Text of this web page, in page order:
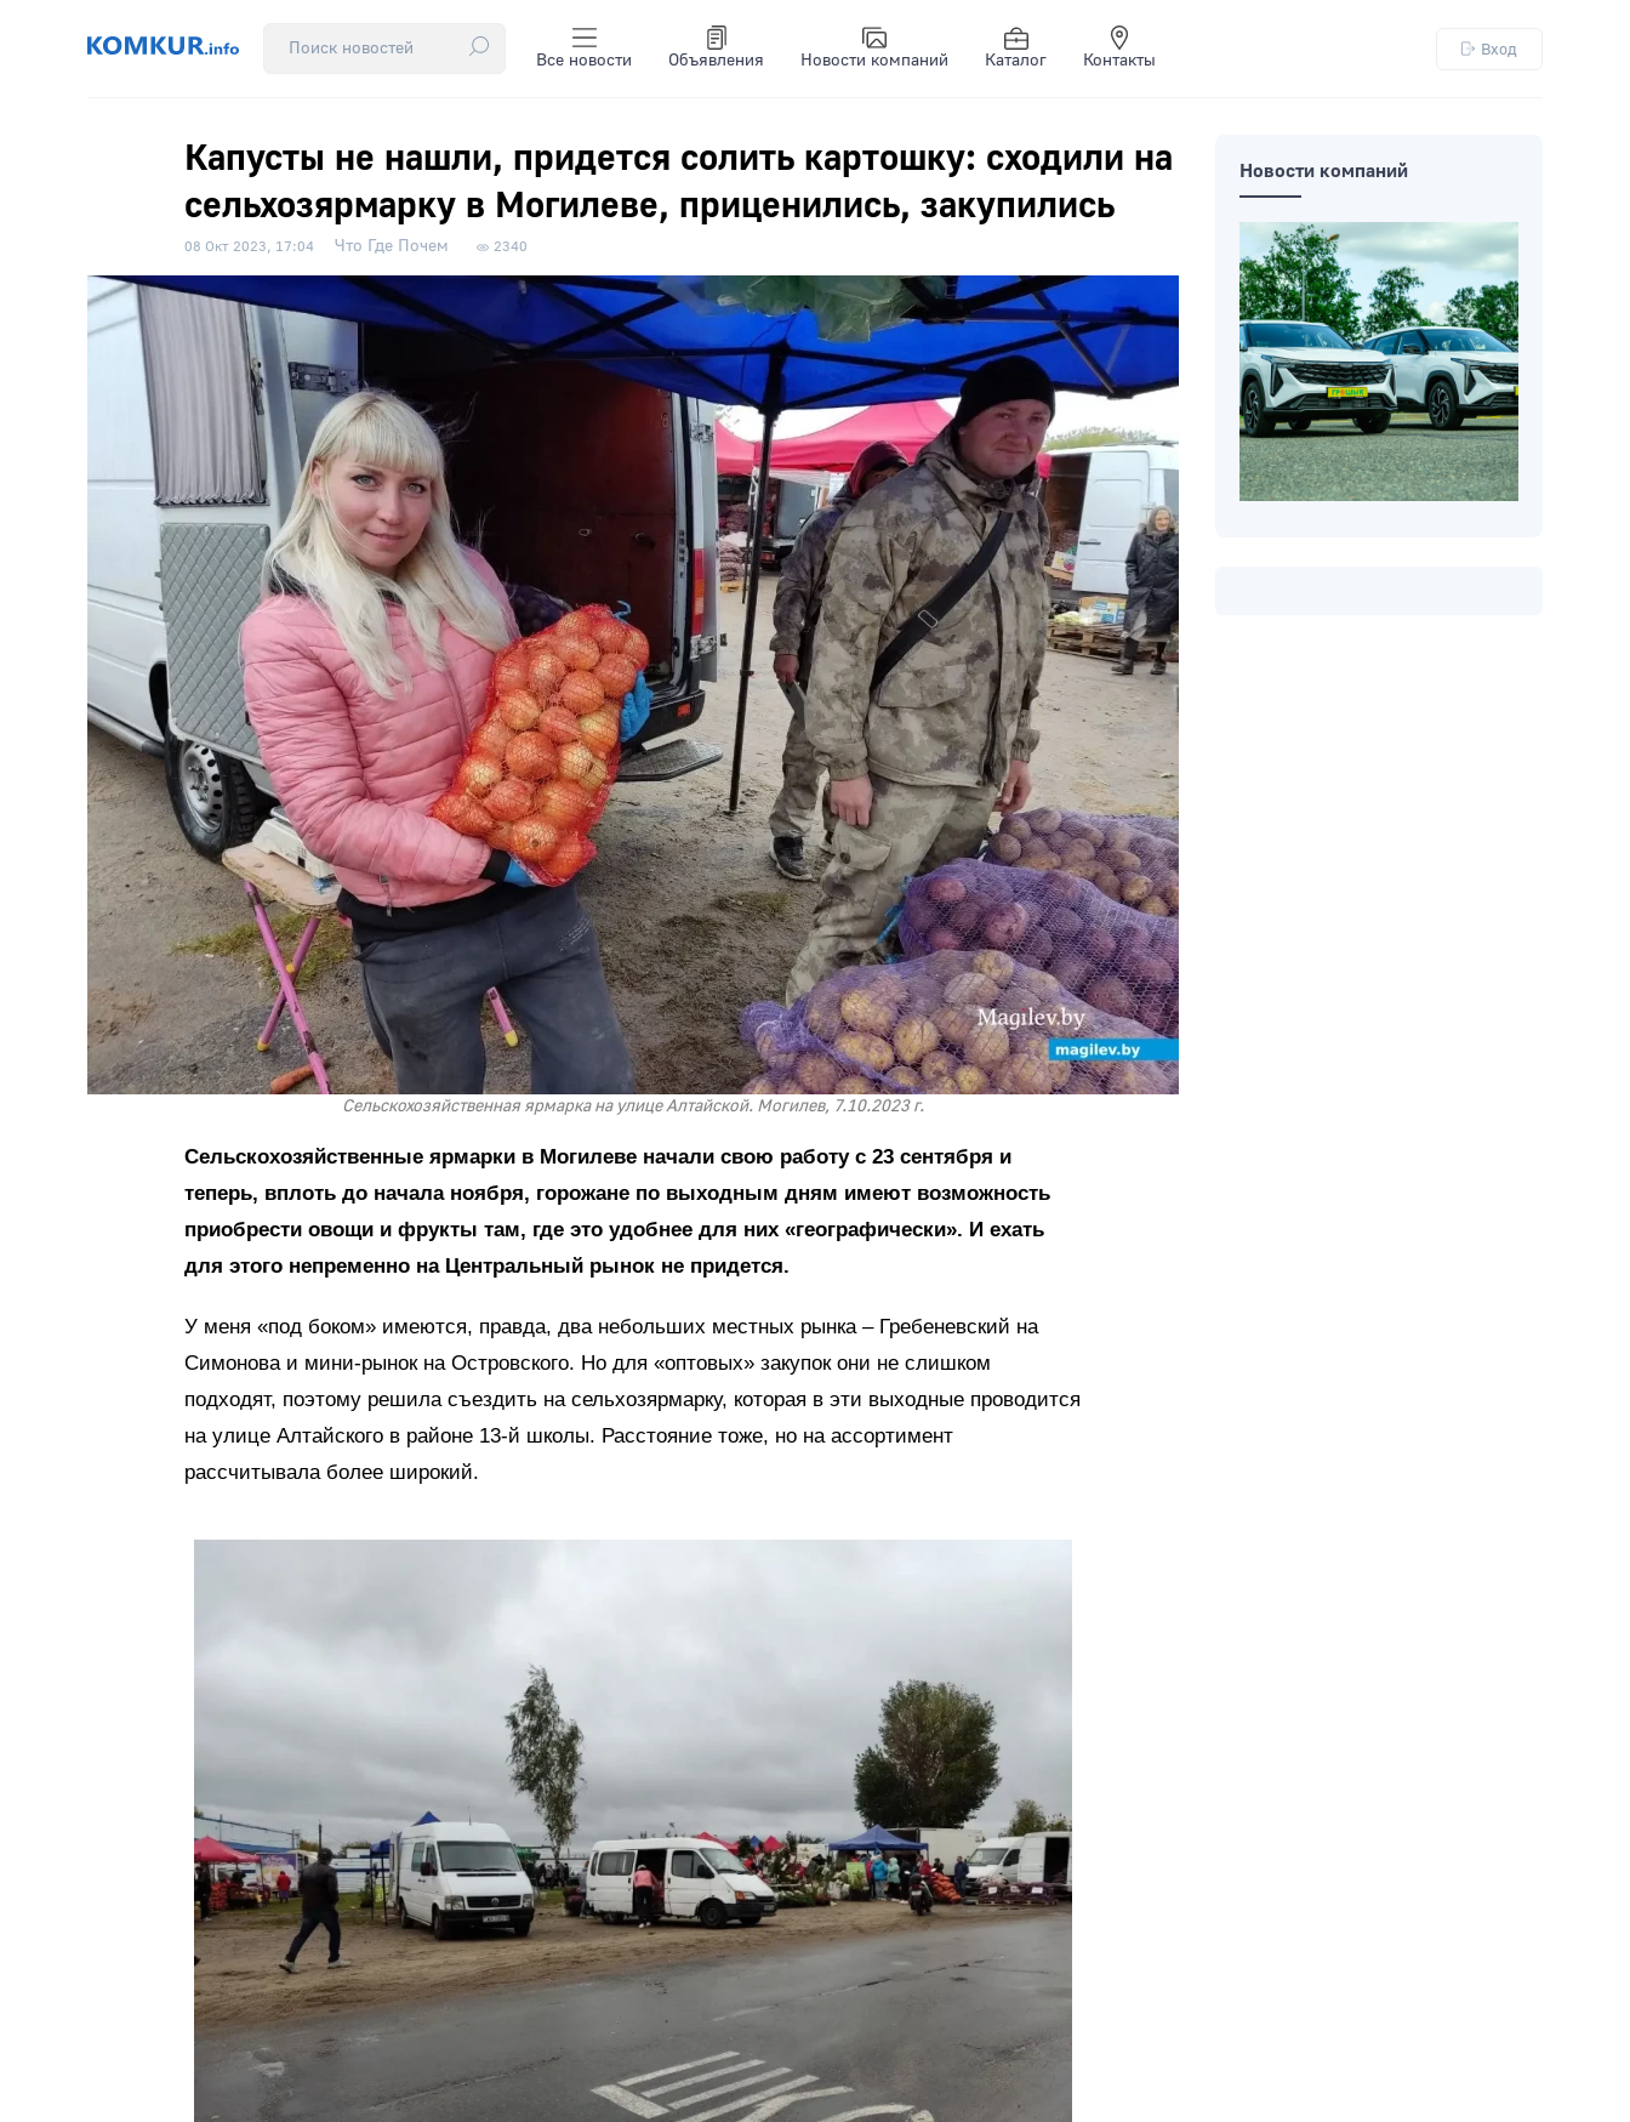
Все новости Объявления Новости компаний Каталог Контакты
Вход
Капусты не нашли, придется солить картошку: сходили на
сельхозярмарку в Могилеве, приценились, закупились
08 Окт 2023, 17:04 Что Где Почем 2340
Сельскохозяйственная ярмарка на улице Алтайской. Могилев, 7.10.2023 г.
Сельскохозяйственные ярмарки в Могилеве начали свою работу с 23 сентября и
теперь, вплоть до начала ноября, горожане по выходным дням имеют возможность
приобрести овощи и фрукты там, где это удобнее для них «географически». И ехать
для этого непременно на Центральный рынок не придется.
У меня «под боком» имеются, правда, два небольших местных рынка – Гребеневский на
Симонова и мини-рынок на Островского. Но для «оптовых» закупок они не слишком
подходят, поэтому решила съездить на сельхозярмарку, которая в эти выходные проводится
на улице Алтайского в районе 13-й школы. Расстояние тоже, но на ассортимент
рассчитывала более широкий.
Новости компаний